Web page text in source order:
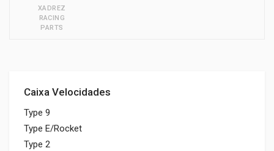
Caixa Velocidades
Type 9
Type E/Rocket
Type 2
XADREZ
RACING
PARTS